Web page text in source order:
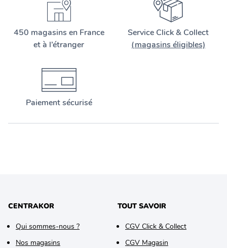
450 magasins en France
et à l’étranger
Service Click & Collect
(magasins éligibles)
Paiement sécurisé
CENTRAKOR
Qui sommes-nous ?
Nos magasins
TOUT SAVOIR
CGV Click & Collect
CGV Magasin